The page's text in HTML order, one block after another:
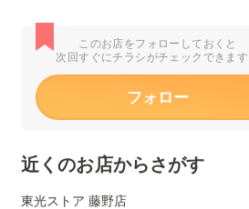
このお店をフォローしておくと
次回すぐにチラシがチェックできます
フォロー
近くのお店からさがす
東光ストア 藤野店